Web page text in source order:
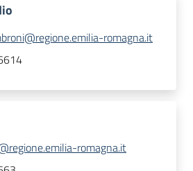
romagna.it
romagna.it